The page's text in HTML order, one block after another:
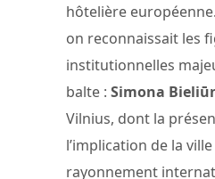
hôtelière
on reconnaissait les
institutionnelles
balte : Simona
Vilnius, dont la
l’implication de la
rayonnement